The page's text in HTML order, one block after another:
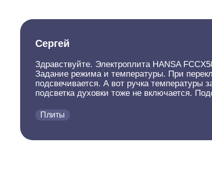
Сергей
Здравствуйте. Электроплита HANSA
Задание режима и температуры. При
подсвечивается. А вот ручка температуры
подсветка духовки тоже не включается.
Плиты